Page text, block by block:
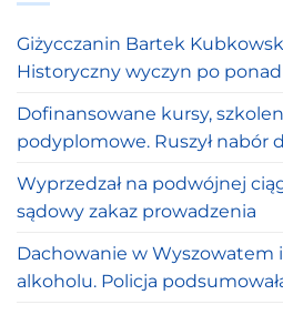
Giżycczanin Bartek Kubkowski
Historyczny wyczyn po
Dofinansowane kursy,
podyplomowe. Ruszył nabór
Wyprzedzał na podwójnej
sądowy zakaz prowadzenia
Dachowanie w Wyszowatem
alkoholu. Policja